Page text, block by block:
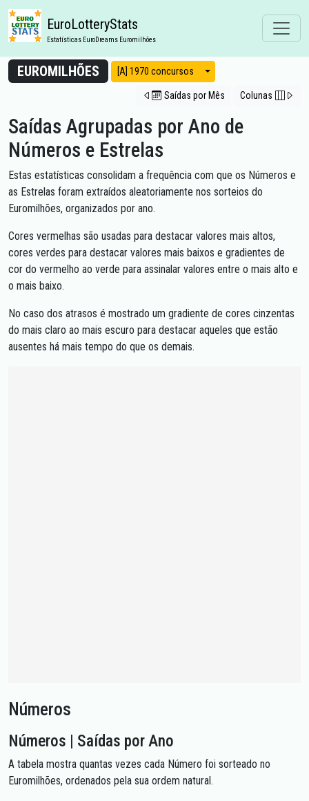
EuroLotteryStats
Estatísticas EuroDreams Euromilhões
EUROMILHÕES [A] 1970 concursos Modos de vista
Saídas por Mês Colunas
Saídas Agrupadas por Ano de
Números e Estrelas
Estas estatísticas consolidam a frequência com que os Números e
as Estrelas foram extraídos aleatoriamente nos sorteios do
Euromilhões, organizados por ano.
Cores vermelhas são usadas para destacar valores mais altos,
cores verdes para destacar valores mais baixos e gradientes de
cor do vermelho ao verde para assinalar valores entre o mais alto e
o mais baixo.
No caso dos atrasos é mostrado um gradiente de cores cinzentas
do mais claro ao mais escuro para destacar aqueles que estão
ausentes há mais tempo do que os demais.
Números
Números | Saídas por Ano
A tabela mostra quantas vezes cada Número foi sorteado no
Euromilhões, ordenados pela sua ordem natural.